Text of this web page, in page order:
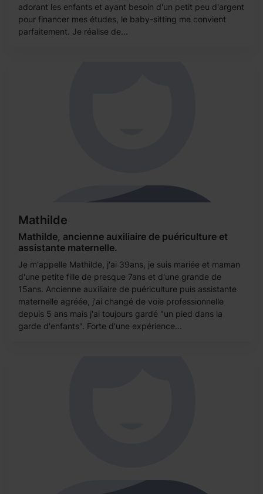
adorant les enfants et ayant besoin d'un petit peu d'argent
pour financer mes études, le baby-sitting me convient
parfaitement. Je réalise de...
Mathilde
Mathilde, ancienne auxiliaire de puériculture et
assistante maternelle.
Je m'appelle Mathilde, j'ai 39ans, je suis mariée et maman
d'une petite fille de presque 7ans et d'une grande de
15ans. Ancienne auxiliaire de puériculture puis assistante
maternelle agréée, j'ai changé de voie professionnelle
depuis 5 ans mais j'ai toujours gardé "un pied dans la
garde d'enfants". Forte d'une expérience...